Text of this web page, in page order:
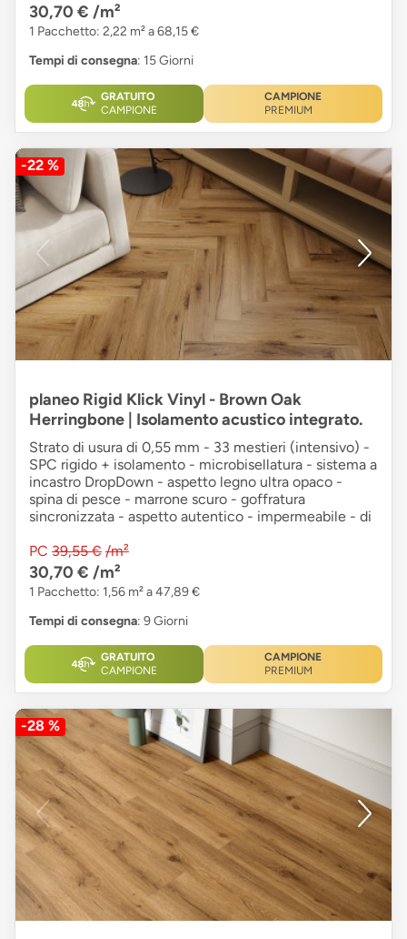
30,70 € /m²
1 Pacchetto: 2,22 m² a 68,15 €
Tempi di consegna: 15 Giorni
GRATUITO
CAMPIONE
CAMPIONE
PREMIUM
-22 %
planeo Rigid Klick Vinyl - Brown Oak
Herringbone | Isolamento acustico integrato.
Strato di usura di 0,55 mm - 33 mestieri (intensivo) -
SPC rigido + isolamento - microbisellatura - sistema a
incastro DropDown - aspetto legno ultra opaco -
spina di pesce - marrone scuro - goffratura
sincronizzata - aspetto autentico - impermeabile - di
PC 39,55 € /m²
30,70 € /m²
1 Pacchetto: 1,56 m² a 47,89 €
Tempi di consegna: 9 Giorni
GRATUITO
CAMPIONE
CAMPIONE
PREMIUM
-28 %